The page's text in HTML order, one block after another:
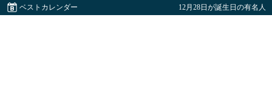
ベストカレンダー 12月28日が誕生日の有名人